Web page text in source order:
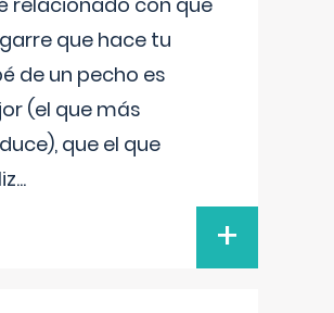
que hace tu
de un pecho es
(el que más
que el que
...
+